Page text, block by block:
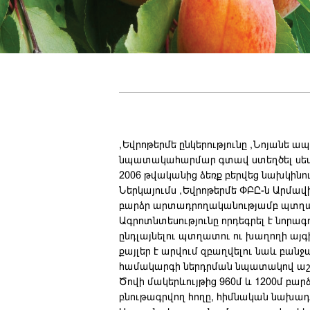
«Եվրոթերմ» ընկերությունը
նպատակահարմար գտավ ստեղծել
2006 թվականից ձեռք բերվեց
Ներկայումս «Եվրոթերմ» ՓԲԸ-ն
բարձր արտադրողականությամբ
Ագրոտնտեսությունը որդեգրել է
ընդլայնելու պտղատու ու խաղողի
քայլեր է արվում զբաղվելու նաև
համակարգի ներդրման նպատակով
Ծովի մակերևույթից 960մ և 1200մ
բնութագրվող հողը, հիմնական